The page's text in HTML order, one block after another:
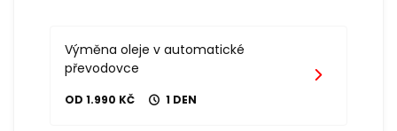
Výměna oleje v automatické
převodovce
OD 1.990 KČ 1 DEN